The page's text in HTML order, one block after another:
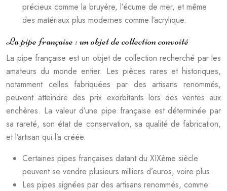
précieux comme la bruyère, l’écume de mer, et même
des matériaux plus modernes comme l’acrylique.
La pipe française : un objet de collection convoité
La pipe française est un objet de collection recherché par les
amateurs du monde entier. Les pièces rares et historiques,
notamment celles fabriquées par des artisans renommés,
peuvent atteindre des prix exorbitants lors des ventes aux
enchères. La valeur d’une pipe française est déterminée par
sa rareté, son état de conservation, sa qualité de fabrication,
et l’artisan qui l’a créée.
Certaines pipes françaises datant du XIXème siècle
peuvent se vendre plusieurs milliers d’euros, voire plus.
Les pipes signées par des artisans renommés, comme